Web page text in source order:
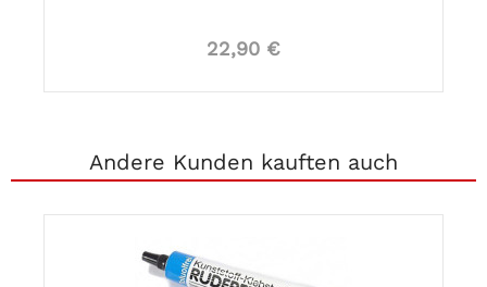
22,90 €
Andere Kunden kauften auch